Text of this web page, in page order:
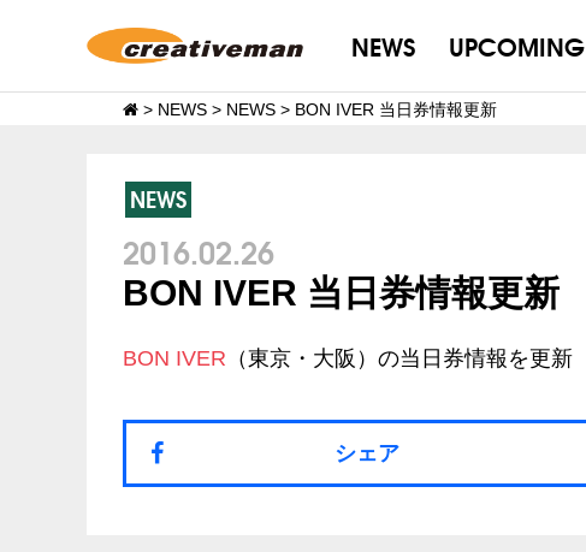
NEWS UPCOMING
> NEWS > NEWS > BON IVER 当日券情報更新
NEWS
2016.02.26
BON IVER 当日券情報更新
BON IVER （東京・大阪）の当日券情報を更新
シェア